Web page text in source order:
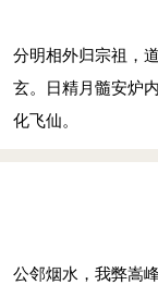
分明相外归宗祖，
玄。日精月髓安炉
化飞仙。
公邻烟水，我弊嵩